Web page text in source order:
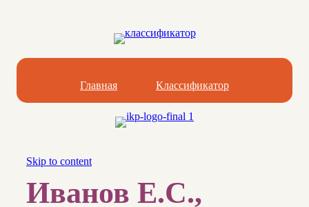
Главная Классификатор
Skip to content
Иванов Е.С.,